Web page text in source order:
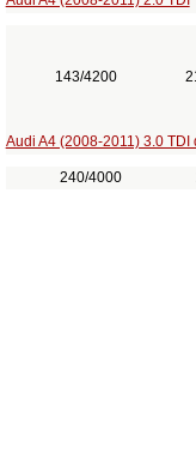
143/4200
Audi A4 (2008-2011) 3.0 TDI
240/4000